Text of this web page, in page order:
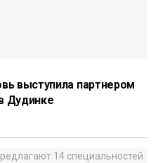
выступила партнером
Дудинке